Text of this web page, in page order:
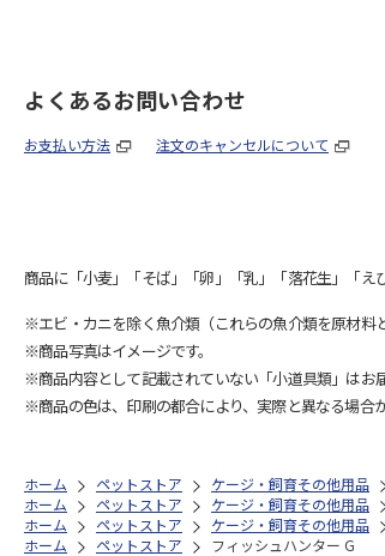
よくあるお問い合わせ
お支払い方法 注文のキャンセルについて
商品に「小麦」「そば」「卵」「乳」「落花生」「え
※エビ・カニを除く魚介類（これらの魚介類を原材料
※商品写真はイメージです。
※商品内容として記載されていない「小道具類」はお
※商品の色は、印刷の都合により、実際と異なる場合が
ホーム ペットストア ケージ・飼育その他用品
ホーム
ペットストア ケージ・飼育その他用品
ホーム
ペットストア ケージ・飼育その他用品
ホーム
ペットストア フィッシュハンター G